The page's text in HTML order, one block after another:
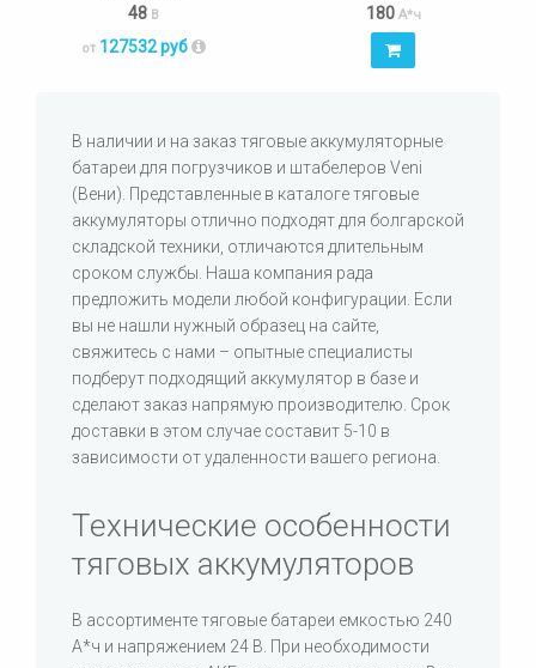
48В 180А*ч
от127532 руб
В наличии и на заказ тяговые аккумуляторные
батареи для погрузчиков и штабелеров Veni
(Вени). Представленные в каталоге тяговые
аккумуляторы отлично подходят для болгарской
складской техники, отличаются длительным
сроком службы. Наша компания рада
предложить модели любой конфигурации. Если
вы не нашли нужный образец на сайте,
свяжитесь с нами – опытные специалисты
подберут подходящий аккумулятор в базе и
сделают заказ напрямую производителю. Срок
доставки в этом случае составит 5-10 в
зависимости от удаленности вашего региона.
Технические особенности
тяговых аккумуляторов
В ассортименте тяговые батареи емкостью 240
А*ч и напряжением 24 В. При необходимости